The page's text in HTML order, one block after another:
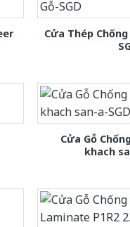
Cửa Thép
Cửa Gỗ
khach